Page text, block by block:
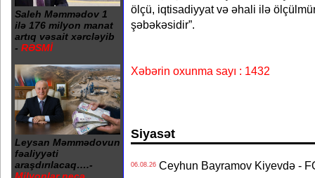
Saleh Məmmədov 1
ilə 176 milyon manat
artıq vəsait xərcləyib
- RƏSMİ
Leysan Məmmədovun
fəaliyyəti
araşdırılacaq….-
ölçü, iqtisadiyyat və əhali ilə
şəbəkəsidir”.
Xəbərin oxunma sayı : 1432
Siyasət
06.08.26Ceyhun Bayramov Kiyevdə -